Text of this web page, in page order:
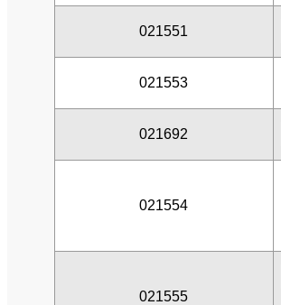
021551
021553
021692
021554
021555